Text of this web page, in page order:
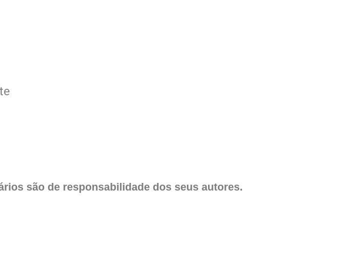
são de responsabilidade dos seus autores.